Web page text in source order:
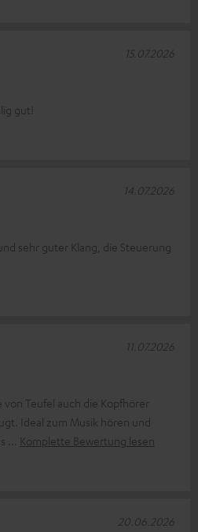
gut!
15.07.2026
sehr guter Klang, die Steuerung
14.07.2026
von Teufel auch die Kopfhörer
Ideal zum Musik hören und
Komplette Bewertung lesen
11.07.2026
20.06.2026